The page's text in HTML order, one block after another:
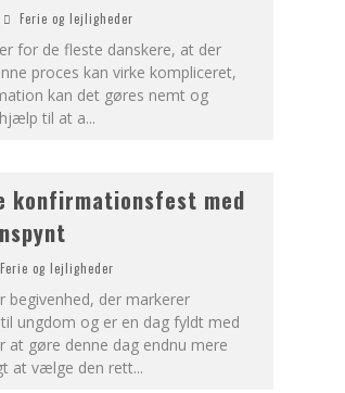
Ferie og lejligheder
for de fleste danskere, at der
proces kan virke kompliceret,
kan det gøres nemt og
til at a...
konfirmationsfest med
Ferie og lejligheder
begivenhed, der markerer
ungdom og er en dag fyldt med
gøre denne dag endnu mere
at vælge den rett...